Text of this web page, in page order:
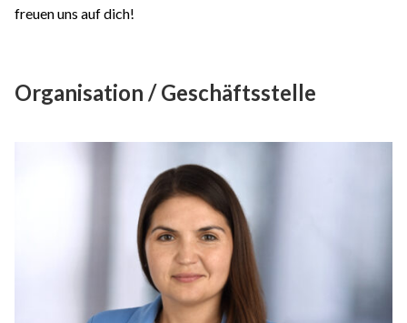
freuen uns auf dich!
Organisation / Geschäftsstelle